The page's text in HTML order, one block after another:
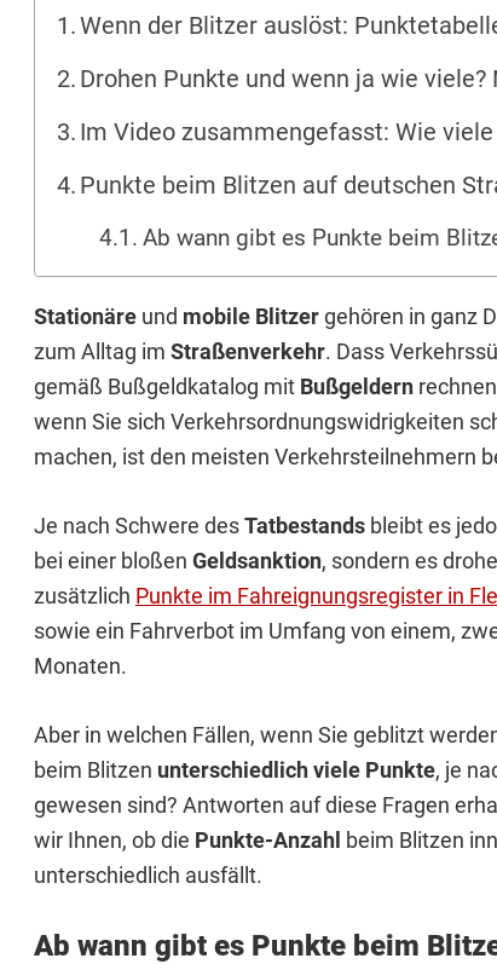
Wenn der Blitzer auslöst:
Drohen Punkte und wenn ja wie
Im Video zusammengefasst: Wie
Punkte beim Blitzen auf deutschen
Ab wann gibt es Punkte beim
Stationäre und mobile Blitzergehören in ganz
zum Alltag im Straßenverkehr. Dass
gemäß Bußgeldkatalog mit Bußgeldern
wenn Sie sich Verkehrsordnungswidrigkeiten
machen, ist den meisten Verkehrsteilnehmern
Je nach Schwere desTatbestands bleibt es
bei einer bloßen Geldsanktion, sondern es
zusätzlich Punkte im Fahreignungsregister in
sowie ein Fahrverbot im Umfang von einem,
Monaten.
Aber in welchen Fällen, wenn Sie geblitzt
beim Blitzen unterschiedlich viele Punkte, je
gewesen sind? Antworten auf diese Fragen
wir Ihnen, ob die Punkte-Anzahl beim Blitzen
unterschiedlich ausfällt.
Ab wann gibt es Punkte beim